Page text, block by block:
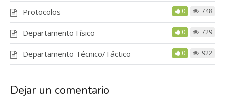
Protocolos 0 748
Departamento Físico 0 729
Departamento Técnico/Táctico 0 922
Dejar un comentario